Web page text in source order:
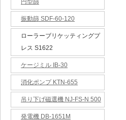
円型篩
振動篩 SDF-60-120
ローラーブリケッティングプ
レス S1622
ケージミル IB-30
消化ポンプ KTN-655
吊り下げ磁選機 NJ-FS-N 500
発電機 DB-1651M